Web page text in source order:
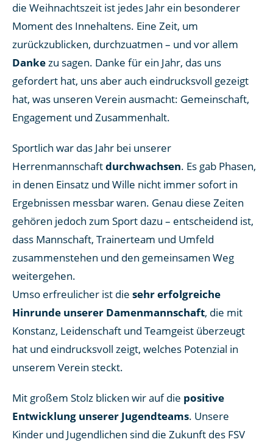
die Weihnachtszeit ist jedes Jahr ein besonderer
Moment des Innehaltens. Eine Zeit, um
zurückzublicken, durchzuatmen – und vor allem
Dankezu sagen. Danke für ein Jahr, das uns
gefordert hat, uns aber auch eindrucksvoll gezeigt
hat, was unseren Verein ausmacht: Gemeinschaft,
Engagement und Zusammenhalt.
Sportlich war das Jahr bei unserer
Herrenmannschaftdurchwachsen. Es gab Phasen,
in denen Einsatz und Wille nicht immer sofort in
Ergebnissen messbar waren. Genau diese Zeiten
gehören jedoch zum Sport dazu – entscheidend ist,
dass Mannschaft, Trainerteam und Umfeld
zusammenstehen und den gemeinsamen Weg
weitergehen.
Umso erfreulicher ist die sehr erfolgreiche
Hinrunde unserer Damenmannschaft, die mit
Konstanz, Leidenschaft und Teamgeist überzeugt
hat und eindrucksvoll zeigt, welches Potenzial in
unserem Verein steckt.
Mit großem Stolz blicken wir auf die positive
Entwicklung unserer Jugendteams. Unsere
Kinder und Jugendlichen sind die Zukunft des FSV